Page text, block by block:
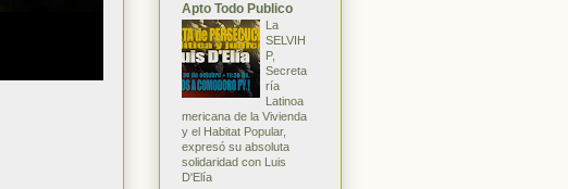
Apto Todo Publico
La
SELVIH
P,
Secreta
ría
Latinoa
mericana de la Vivienda
y el Habitat Popular,
expresó su absoluta
solidaridad con Luis
D'Elía